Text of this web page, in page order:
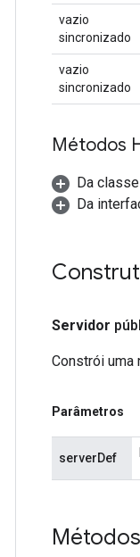
vazio
sincronizado
vazio
sincronizado
Métodos
Da
Da
Servidor
Constrói uma
Parâmetros
serverDef